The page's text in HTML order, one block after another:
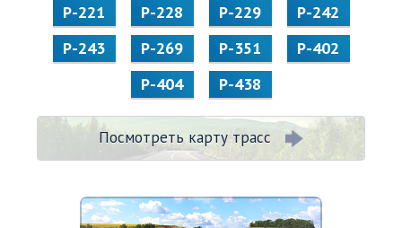
Р-221
Р-228 Р-229
Р-242
Р-243
Р-269 Р-351
Р-402
Р-404
Р-438
Посмотреть карту трасс